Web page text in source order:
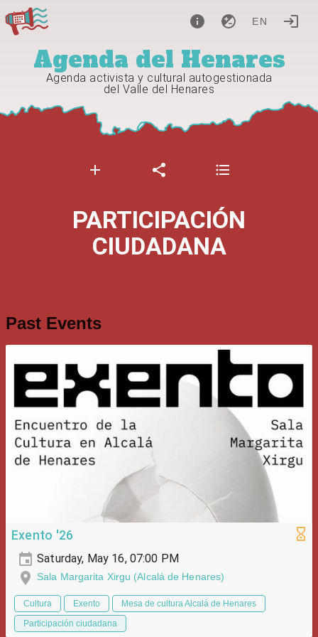
EN
Agenda del Henares
Agenda activista y cultural autogestionada
del Valle del Henares
PARTICIPACIÓN
CIUDADANA
Past Events
Exento '26
Saturday, May 16, 07:00 PM
Sala Margarita Xirgu (Alcalá de Henares)
Cultura Exento
Mesa de cultura Alcalá de Henares
Participación ciudadana